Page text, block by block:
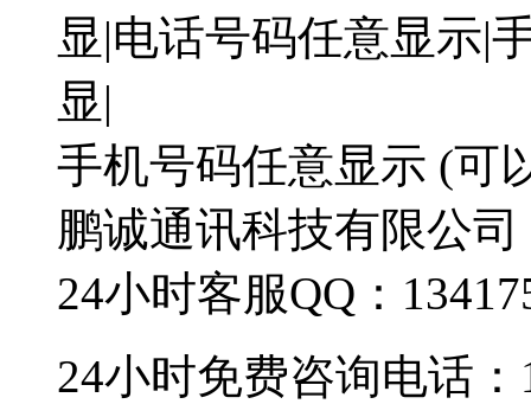
显|电话号码任意显示|
显|
手机号码任意显示 (可
鹏诚通讯科技有限公司
24小时客服QQ：
24小时免费咨询电话：